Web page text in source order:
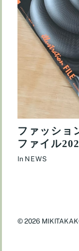
ファッショ
ファイル
In NEWS
© 2026